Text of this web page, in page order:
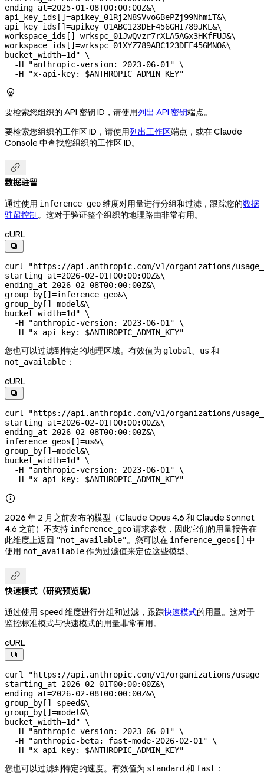
ending_at=2025-01-08T00:00:00Z&\
api_key_ids[]=apikey_01Rj2N8SVvo6BePZj99NhmiT&\
api_key_ids[]=apikey_01ABC123DEF456GHI789JKL&\
workspace_ids[]=wrkspc_01JwQvzr7rXLA5AGx3HKfFUJ&\
workspace_ids[]=wrkspc_01XYZ789ABC123DEF456MNO&\
bucket_width=1d" \
  -H
"anthropic-version: 2023-06-01" \
  -H
"x-api-key: $ANTHROPIC_ADMIN_KEY"

要检索您组织的 API 密钥 ID，请使用列出 API 密钥端点。
要检索您组织的工作区 ID，请使用列出工作区端点，或在 Claude
Console 中查找您组织的工作区 ID。

数据驻留
通过使用 inference_geo维度对用量进行分组和过滤，跟踪您的数据
驻留控制。这对于验证整个组织的地理路由非常有用。
cURL

curl "https://api.anthropic.com/v1/organizations/
starting_at=2026-02-01T00:00:00Z&\
ending_at=2026-02-08T00:00:00Z&\
group_by[]=inference_geo&\
group_by[]=model&\
bucket_width=1d" \
  -H
"anthropic-version: 2023-06-01" \
  -H
"x-api-key: $ANTHROPIC_ADMIN_KEY"
您也可以过滤到特定的地理区域。有效值为 global、 us 和
not_available ：
cURL

curl "https://api.anthropic.com/v1/organizations/
starting_at=2026-02-01T00:00:00Z&\
ending_at=2026-02-08T00:00:00Z&\
inference_geos[]=us&\
group_by[]=model&\
bucket_width=1d" \
  -H
"anthropic-version: 2023-06-01" \
  -H
"x-api-key: $ANTHROPIC_ADMIN_KEY"

2026 年 2 月之前发布的模型（Claude Opus 4.6 和 Claude Sonnet
4.6 之前）不支持 inference_geo请求参数，因此它们的用量报告在
此维度上返回 "not_available"。您可以在 inference_geos[] 中
使用 not_available作为过滤值来定位这些模型。

快速模式（研究预览版）
通过使用 speed 维度进行分组和过滤，跟踪快速模式的用量。这对于
监控标准模式与快速模式的用量非常有用。
cURL

curl "https://api.anthropic.com/v1/organizations/
starting_at=2026-02-01T00:00:00Z&\
ending_at=2026-02-08T00:00:00Z&\
group_by[]=speed&\
group_by[]=model&\
bucket_width=1d" \
  -H
"anthropic-version: 2023-06-01" \
  -H
"anthropic-beta: fast-mode-2026-02-01" \
  -H
"x-api-key: $ANTHROPIC_ADMIN_KEY"
您也可以过滤到特定的速度。有效值为 standard 和 fast ：